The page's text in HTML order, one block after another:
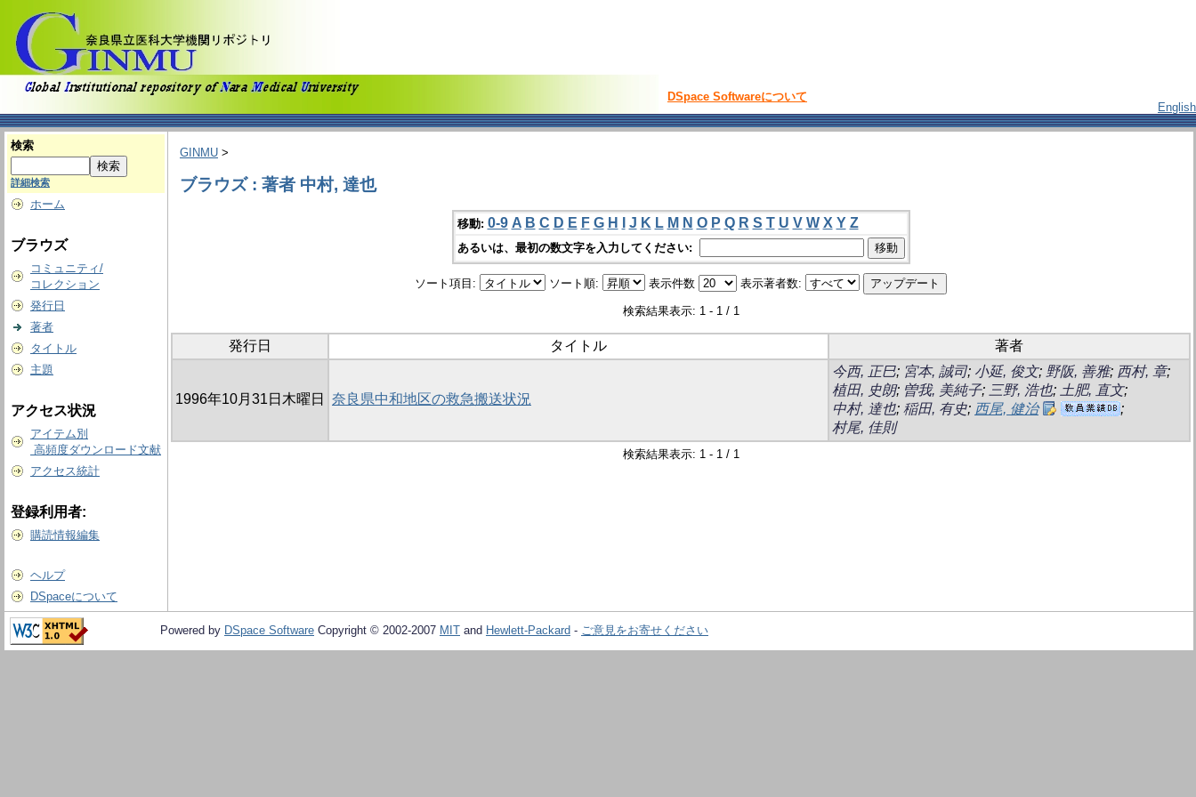
DSpace Softwareについて
English
検索
詳細検索
ホーム
ブラウズ
コミュニティ/
コレクション
発行日
著者
タイトル
主題
アクセス状況
アイテム別
高頻度ダウンロード文献
アクセス統計
登録利用者:
購読情報編集
ヘルプ
DSpaceについて
GINMU >
ブラウズ : 著者 中村, 達也
移動: 0-9 A B C D E F G H J K L M N O P Q R S T U V W X Y Z
あるいは、最初の数文字を入力してください:
ソート項目: ソート順: 表示件数 表示著者数:
検索結果表示: 1 - 1 / 1
発行日 タイトル 著者
1996年10月31日木曜日 奈良県中和地区の救急搬送状況
今西, 正巳; 宮本, 誠司; 小延, 俊文; 野阪, 善雅; 西村, 章;
植田, 史朗; 曽我, 美純子; 三野, 浩也; 土肥, 直文;
中村, 達也; 稲田, 有史; 西尾, 健治
;
村尾, 佳則
検索結果表示: 1 - 1 / 1
Powered by DSpace Software Copyright © 2002-2007 MIT and Hewlett-Packard - ご意見をお寄せください